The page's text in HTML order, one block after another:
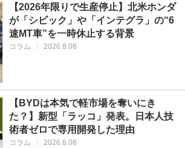
【2026年限りで生産停止】北米ホンダ
が「シビック」や「インテグラ」の“6
速MT車”を一時休止する背景
コラム 2026.8.08
【BYDは本気で軽市場を奪いにき
た？】新型「ラッコ」発表。日本人技
術者ゼロで専用開発した理由
コラム 2026.8.08